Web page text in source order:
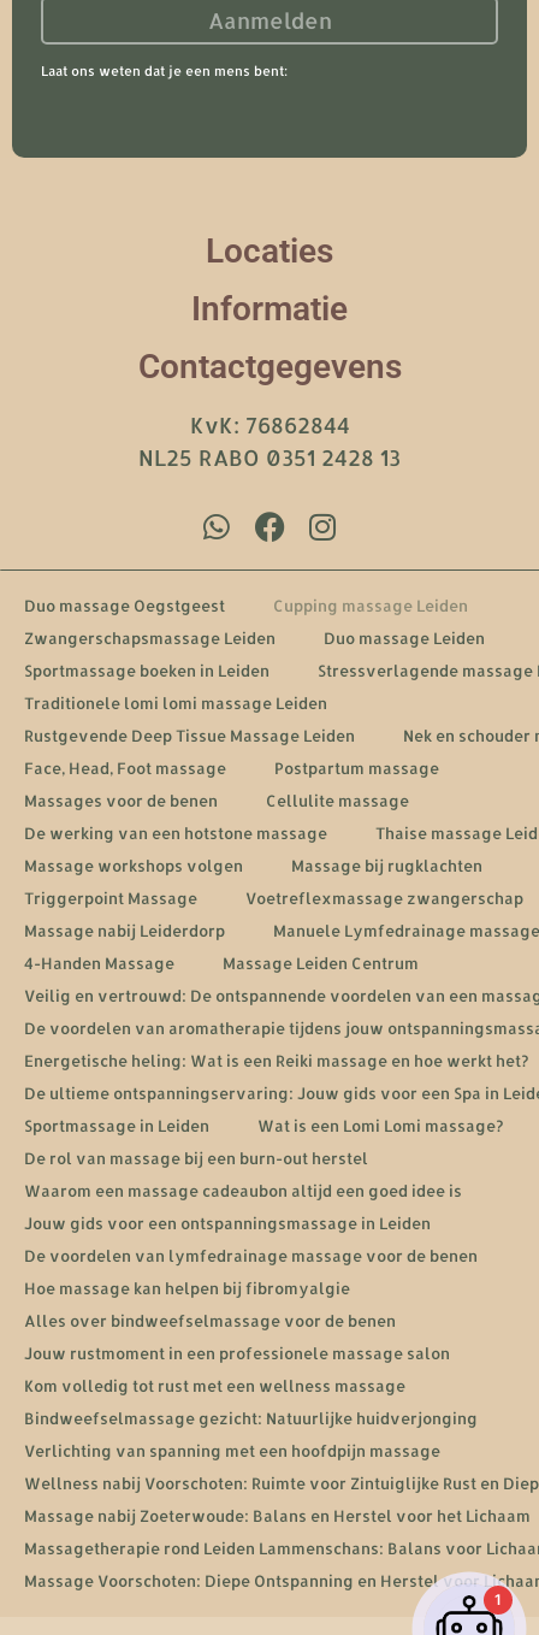
Aanmelden
Laat ons weten dat je een mens bent:
Locaties
Informatie
Contactgegevens
KvK: 76862844
NL25 RABO 0351 2428 13
Duo massage Oegstgeest
Cupping massage Leiden
Zwangerschapsmassage Leiden
Duo massage Leiden
Sportmassage boeken in Leiden
Stressverlagende massage
Traditionele lomi lomi massage Leiden
Rustgevende Deep Tissue Massage Leiden
Nek en schouder
Face, Head, Foot massage
Postpartum massage
Massages voor de benen
Cellulite massage
De werking van een hotstone massage
Thaise massage
Massage workshops volgen
Massage bij rugklachten
Triggerpoint Massage
Voetreflexmassage zwangerschap
Massage nabij Leiderdorp
Manuele Lymfedrainage massage
4-Handen Massage
Massage Leiden Centrum
Veilig en vertrouwd: De ontspannende voordelen van een
De voordelen van aromatherapie tijdens jouw
Energetische heling: Wat is een Reiki massage en hoe werkt het?
De ultieme ontspanningservaring: Jouw gids voor een Spa in
Sportmassage in Leiden
Wat is een Lomi Lomi massage?
De rol van massage bij een burn-out herstel
Waarom een massage cadeaubon altijd een goed idee is
Jouw gids voor een ontspanningsmassage in Leiden
De voordelen van lymfedrainage massage voor de benen
Hoe massage kan helpen bij fibromyalgie
Alles over bindweefselmassage voor de benen
Jouw rustmoment in een professionele massage salon
Kom volledig tot rust met een wellness massage
Bindweefselmassage gezicht: Natuurlijke huidverjonging
Verlichting van spanning met een hoofdpijn massage
Wellness nabij Voorschoten: Ruimte voor Zintuiglijke Rust en
Massage nabij Zoeterwoude: Balans en Herstel voor het Lichaam
Massagetherapie rond Leiden Lammenschans: Balans voor
Massage Voorschoten: Diepe Ontspanning en Herstel voor
1